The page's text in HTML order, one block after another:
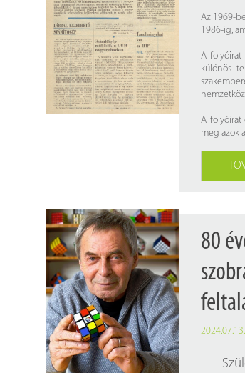
Az 1969-
1986-ig,
A folyóirat
különös
A folyóirat
meg azok
80
2024.07.13.